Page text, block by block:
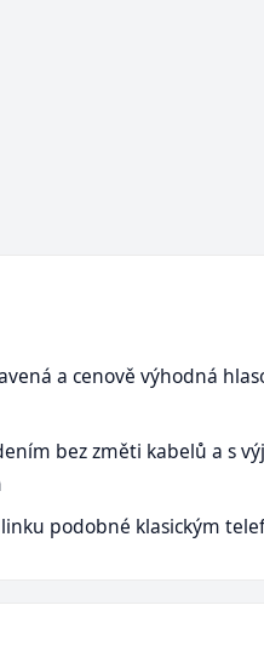
a cenově výhodná
bez změti kabelů a s
podobné klasickým